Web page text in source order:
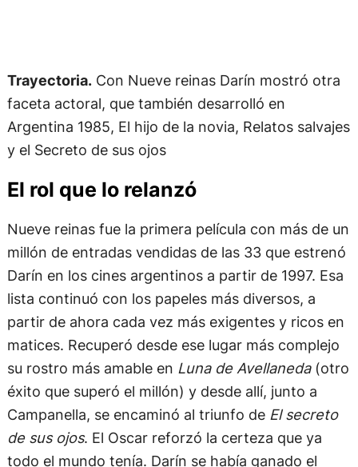
Trayectoria. Con Nueve reinas Darín mostró otra
faceta actoral, que también desarrolló en
Argentina 1985, El hijo de la novia, Relatos salvajes
y el Secreto de sus ojos
El rol que lo relanzó
Nueve reinas fue la primera película con más de un
millón de entradas vendidas de las 33 que estrenó
Darín en los cines argentinos a partir de 1997. Esa
lista continuó con los papeles más diversos, a
partir de ahora cada vez más exigentes y ricos en
matices. Recuperó desde ese lugar más complejo
su rostro más amable en
Luna de Avellaneda
(otro
éxito que superó el millón) y desde allí, junto a
Campanella, se encaminó al triunfo de
El secreto
de sus ojos
. El Oscar reforzó la certeza que ya
todo el mundo tenía. Darín se había ganado el